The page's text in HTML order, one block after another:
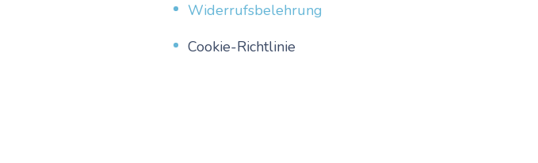
Widerrufsbelehrung
Cookie-Richtlinie